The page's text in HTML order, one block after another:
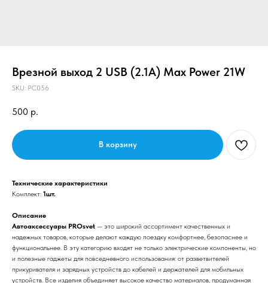
Врезной выход 2 USB (2.1A) Max Power 21W
SKU: PC056
500 р.
В корзину
Технические характеристики
Комплект: 1шт.
Описание
Автоаксессуары PROsvet — это широкий ассортимент качественных и
надежных товаров, которые делают каждую поездку комфортнее, безопаснее и
функциональнее. В эту категорию входят не только электрические компоненты, но
и полезные гаджеты для повседневного использования: от разветвителей
прикуривателя и зарядных устройств до кабелей и держателей для мобильных
устройств. Все изделия объединяет высокое качество материалов, продуманная